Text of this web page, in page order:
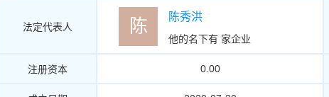
法定代表人 陈 陈秀洪
他的名下有 家企业
注册资本 0.00